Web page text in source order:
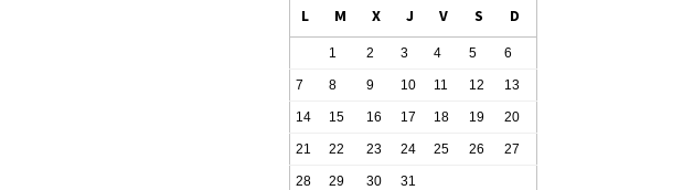
L M X J V S D
1 2 3 4 5 6
7 8 9 10 11 12 13
14 15 16 17 18 19 20
21 22 23 24 25 26 27
28 29 30 31